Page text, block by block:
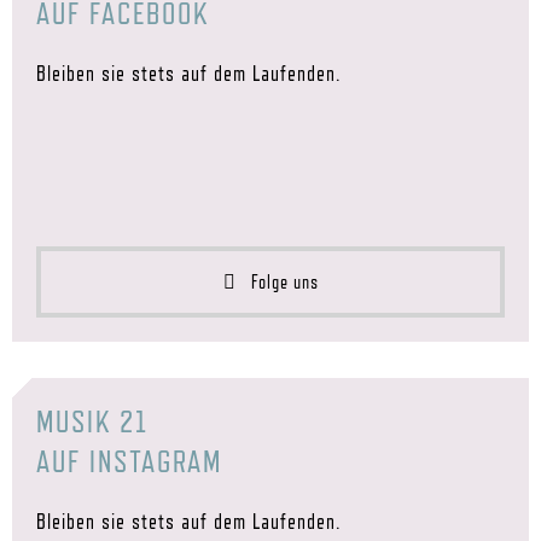
AUF FACEBOOK
Bleiben sie stets auf dem Laufenden.
Folge uns
MUSIK 21
AUF INSTAGRAM
Bleiben sie stets auf dem Laufenden.